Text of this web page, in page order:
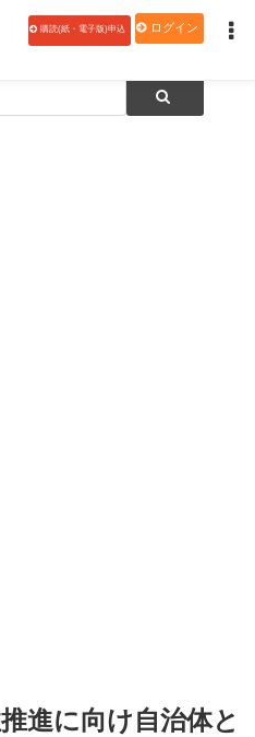
購読(紙・電子版)申込 ログイン
居住推進に向け自治体と連携したツア
進に向け自治体と